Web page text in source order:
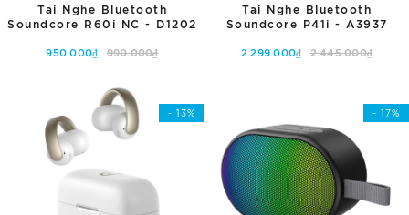
Tai Nghe Bluetooth
Soundcore R60i NC - D1202
950.000₫ 990.000₫
Tùy chọn
Tai Nghe Bluetooth
Soundcore P41i - A3937
2.299.000₫ 2.445.000₫
- 13% - 17%